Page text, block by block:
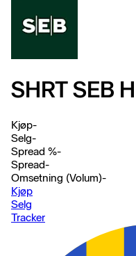
SHRT SEB H
Kjøp-
Selg-
Spread %-
Spread-
Omsetning (Volum)-
Kjøp
Selg
Tracker